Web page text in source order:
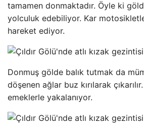
tamamen donmaktadır. Öyle ki
yolculuk edebiliyor. Kar
hareket ediyor.
Donmuş gölde balık tutmak da
döşenen ağlar buz kırılarak
emeklerle yakalanıyor.